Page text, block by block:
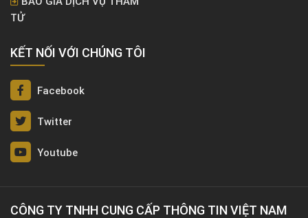
TỬ
KẾT NỐI VỚI CHÚNG TÔI
Facebook
Twitter
Youtube
CÔNG TY TNHH CUNG CẤP THÔNG TIN VIỆT NAM